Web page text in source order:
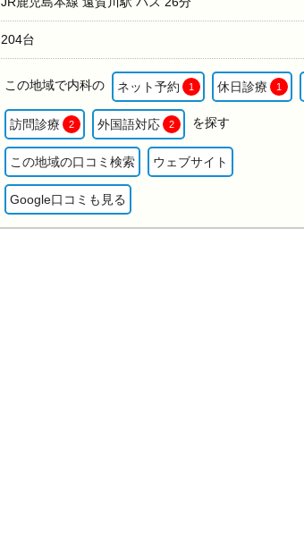
204台
この地域で内科の ネット予約 1 休日診療 1
訪問診療 2 外国語対応 2 を探す
この地域の口コミ検索 ウェブサイト
Google口コミも見る